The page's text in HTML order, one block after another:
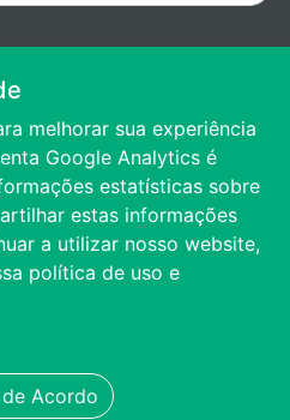
melhorar sua experiência
Google Analytics é
estatísticas sobre
estas informações
a utilizar nosso website,
política de uso e
Acordo